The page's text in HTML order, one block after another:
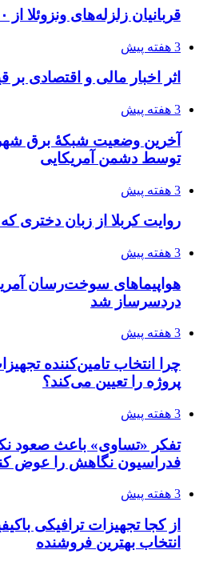
3 هفته پیش
از کجا تجهیزات ترافیکی
انتخاب بهترین فروشنده
3 هفته پیش
ساقط شدن ۴۸۳۰
روسیه
4 هفته پیش
افزایش ۳ تا ۴ درجه‌ای دما در ایلام تا اواخر هفته
4 هفته پیش
رکوردزنی عمل پیوند عضو در
4 هفته پیش
برق، ضامن پایداری شبکه
4 هفته پیش
راه اندازی مرغداری؛ محاسبه
طرح توجیهی
4 هفته پیش
۱۴۲۰؛ راه ارتباطی بیمه شدگان تأمین‌اجتماعی
4 هفته پیش